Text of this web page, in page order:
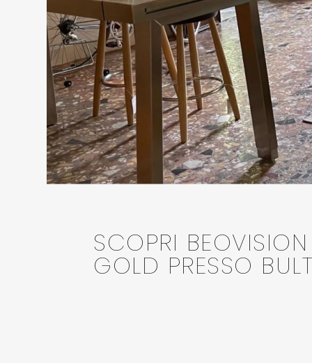
SCOPRI
GOLD PRESSO